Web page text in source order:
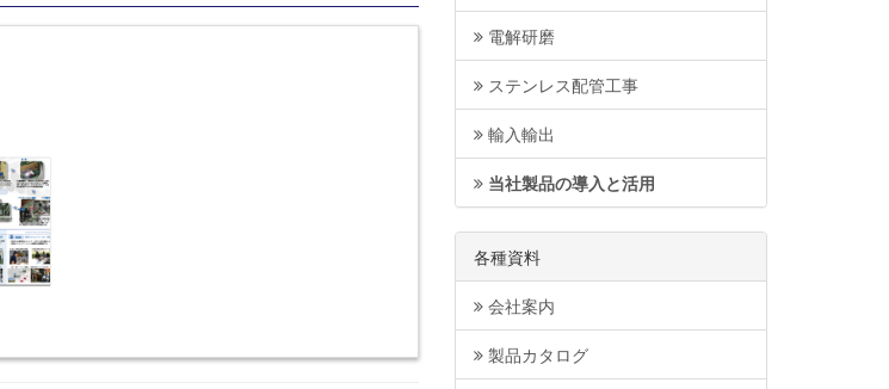
電解研磨
ステンレス配管工事
輸入輸出
当社製品の導入と活用
各種資料
会社案内
製品カタログ